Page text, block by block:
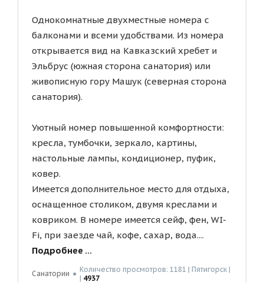
Однокомнатные двухместные номера с
балконами и всеми удобствами. Из номера
открывается вид на Кавказский хребет и
Эльбрус (южная сторона санатория) или
живописную гору Машук (северная сторона
санатория).
Уютный номер повышенной комфортности:
кресла, тумбочки, зеркало, картины,
настольные лампы, кондиционер, пуфик,
ковер.
Имеется дополнительное место для отдыха,
оснащенное столиком, двумя креслами и
ковриком. В номере имеется сейф, фен, WI-
Fi, при заезде чай, кофе, сахар, вода....
Подробнее ...
Санатории ● Количество просмотров: 1181 | Пятигорск |
| 4937